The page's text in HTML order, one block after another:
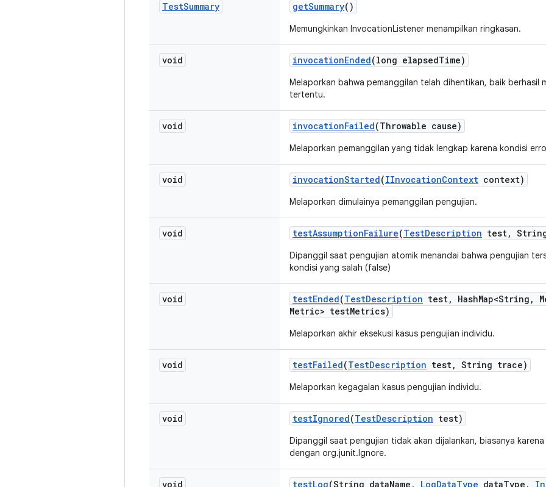
TestSummary getSummary()
Memungkinkan InvocationListener menampilkan ringkasan.
void invocationEnded(long elapsedTime)
Melaporkan bahwa pemanggilan telah dihentikan, baik berhasil
tertentu.
void invocationFailed(Throwable cause)
Melaporkan pemanggilan yang tidak lengkap karena kondisi
void invocationStarted(IInvocationContext context)
Melaporkan dimulainya pemanggilan pengujian.
void testAssumptionFailure(TestDescription test,
Dipanggil saat pengujian atomik menandai bahwa pengujian
kondisi yang salah (false)
void testEnded(TestDescription test, HashMap<String ,
Metric> testMetrics)
Melaporkan akhir eksekusi kasus pengujian individu.
void testFailed(TestDescription test, String trace)
Melaporkan kegagalan kasus pengujian individu.
void testIgnored(TestDescription test)
Dipanggil saat pengujian tidak akan dijalankan, biasanya
dengan org.junit.Ignore.
void testLog(String dataName , LogDataType dataType ,